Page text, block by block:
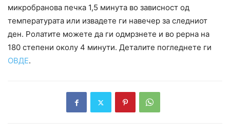
микробранова печка 1,5 минута во зависност од
температурата или извадете ги навечер за следниот
ден. Ролатите можете да ги одмрзнете и во рерна на
180 степени околу 4 минути. Деталите погледнете ги
ОВДЕ.